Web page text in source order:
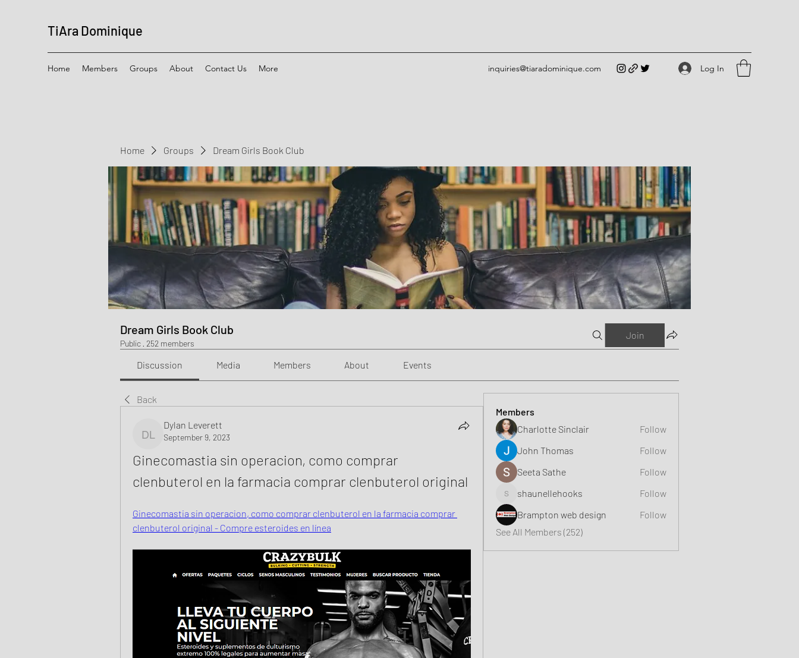
TiAra Dominique
Home Members Groups About Contact Us More inquiries@tiaradominique.com Log In
Home Groups Dream Girls Book Club
Dream Girls Book Club
Public · 252 members
Join
Discussion Media Members About Events
Back
Dylan Leverett
Dylan Leverett
September 9, 2023
Ginecomastia sin operacion, como comprar
clenbuterol en la farmacia comprar clenbuterol original
Ginecomastia sin operacion, como comprar clenbuterol en la farmacia comprar
clenbuterol original - Compre esteroides en línea
Members
Charlotte Sinclair
Follow
John Thomas
Follow
Seeta Sathe
Follow
shaunellehooks
shaunellehooks
Follow
Brampton web design
Follow
See All Members (252)